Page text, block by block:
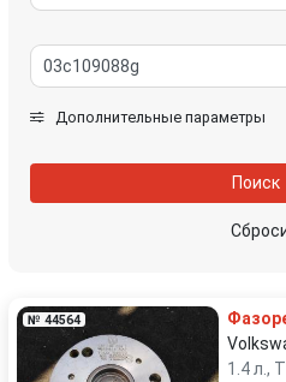
Mazda
Nissan
SEAT
Дополнительные параметры
Поиск
№ 44564
1.4 л.,